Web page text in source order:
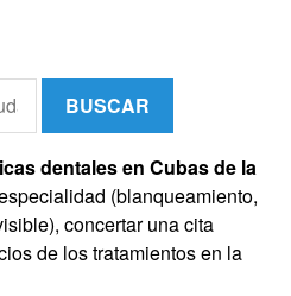
BUSCAR
dentales en Cubas de la
(blanqueamiento,
concertar una cita
de los tratamientos en la